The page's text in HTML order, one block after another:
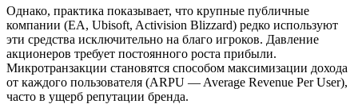
Однако, практика показывает, что крупные публичные
компании (EA, Ubisoft, Activision Blizzard) редко используют
эти средства исключительно на благо игроков. Давление
акционеров требует постоянного роста прибыли.
Микротранзакции становятся способом максимизации дохода
от каждого пользователя (ARPU — Average Revenue Per User),
часто в ущерб репутации бренда.